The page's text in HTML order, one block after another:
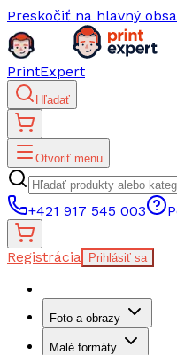
Preskočiť na hlavný
PrintExpert
Hľadať
Otvoriť menu
+421 917 545 003
Registrácia Prihlásiť sa
Foto a obrazy
Malé formáty